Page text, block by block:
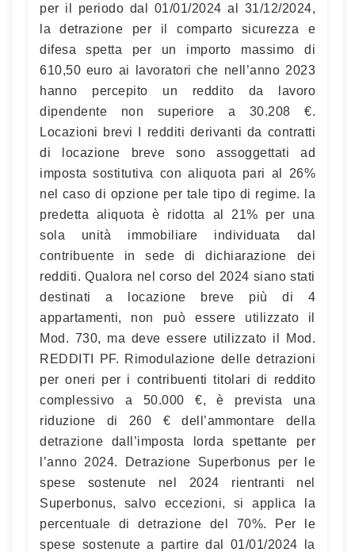
per il periodo dal 01/01/2024 al 31/12/2024,
la detrazione per il comparto sicurezza e
difesa spetta per un importo massimo di
610,50 euro ai lavoratori che nell’anno 2023
hanno percepito un reddito da lavoro
dipendente non superiore a 30.208 €.
Locazioni brevi I redditi derivanti da contratti
di locazione breve sono assoggettati ad
imposta sostitutiva con aliquota pari al 26%
nel caso di opzione per tale tipo di regime. la
predetta aliquota è ridotta al 21% per una
sola unità immobiliare individuata dal
contribuente in sede di dichiarazione dei
redditi. Qualora nel corso del 2024 siano stati
destinati a locazione breve più di 4
appartamenti, non può essere utilizzato il
Mod. 730, ma deve essere utilizzato il Mod.
REDDITI PF. Rimodulazione delle detrazioni
per oneri per i contribuenti titolari di reddito
complessivo a 50.000 €, è prevista una
riduzione di 260 € dell’ammontare della
detrazione dall’imposta lorda spettante per
l’anno 2024. Detrazione Superbonus per le
spese sostenute nel 2024 rientranti nel
Superbonus, salvo eccezioni, si applica la
percentuale di detrazione del 70%. Per le
spese sostenute a partire dal 01/01/2024 la